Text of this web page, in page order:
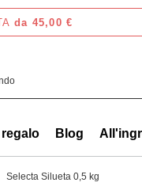
da 45,00 €
Blog
Selecta Silueta 0,5 kg